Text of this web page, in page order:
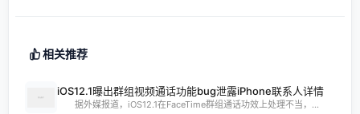
相关推荐
iOS12.1曝出群组视频通话功能bug泄露iPhone联系人详情
据外媒报道，iOS12.1在FaceTime群组通话功效上处理不当，...